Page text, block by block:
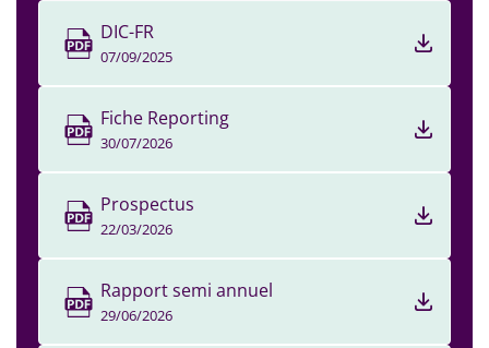
DIC-FR
07/09/2025
Fiche Reporting
30/07/2026
Prospectus
22/03/2026
Rapport semi annuel
29/06/2026